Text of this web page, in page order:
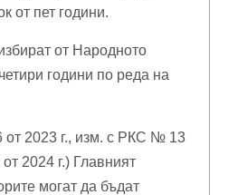
от пет години.
от Народното
години по реда на
от 2023 г., изм. с РКС № 13
2024 г.) Главният
могат да бъдат